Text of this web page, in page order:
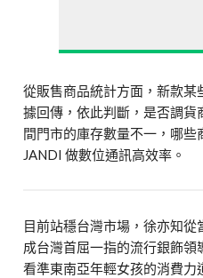
從販售商品統計方面，新款
據回傳，依此判斷，是否調
間門市的庫存數量不一，哪
JANDI 做數位通訊高效率。
目前站穩台灣市場，徐亦知
成台灣首屈一指的流行銀飾領
看準東南亞年輕女孩的消費